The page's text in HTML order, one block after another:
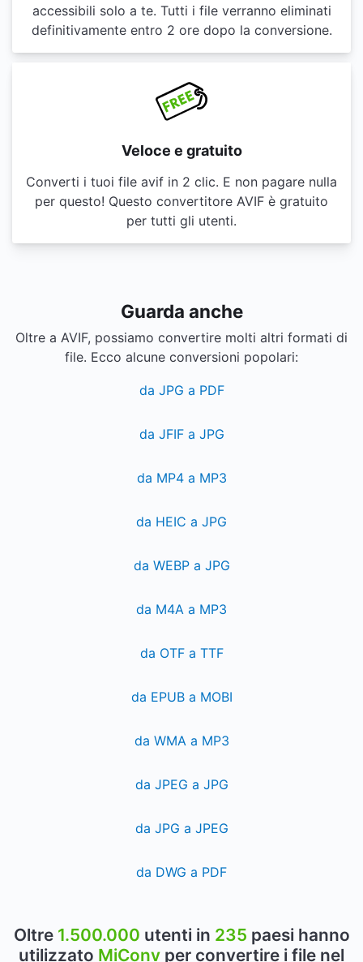
accessibili solo a te. Tutti i file verranno eliminati
definitivamente entro 2 ore dopo la conversione.
Veloce e gratuito
Converti i tuoi file avif in 2 clic. E non pagare nulla
per questo! Questo convertitore AVIF è gratuito
per tutti gli utenti.
Guarda anche
Oltre a AVIF, possiamo convertire molti altri formati di
file. Ecco alcune conversioni popolari:
da JPG a PDF
da JFIF a JPG
da MP4 a MP3
da HEIC a JPG
da WEBP a JPG
da M4A a MP3
da OTF a TTF
da EPUB a MOBI
da WMA a MP3
da JPEG a JPG
da JPG a JPEG
da DWG a PDF
Oltre 1.500.000 utenti in 235 paesi hanno
utilizzato MiConv per convertire i file nel